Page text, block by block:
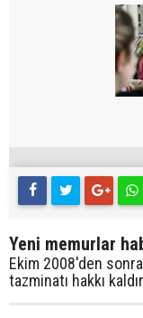
Yeni memurlar
Ekim 2008'den
tazminatı hakkı